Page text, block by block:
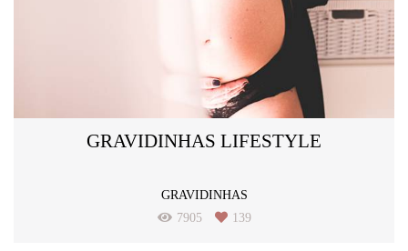
GRAVIDINHAS LIFESTYLE
GRAVIDINHAS
7905
139